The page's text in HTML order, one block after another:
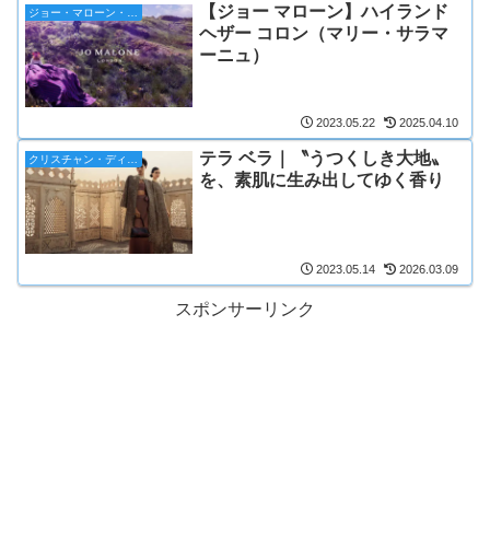
【ジョー マローン】ハイランド
ヘザー コロン（マリー・サラマ
ーニュ）
2023.05.22 2025.04.10
テラ ベラ｜〝うつくしき大地〟
を、素肌に生み出してゆく香り
2023.05.14 2026.03.09
スポンサーリンク